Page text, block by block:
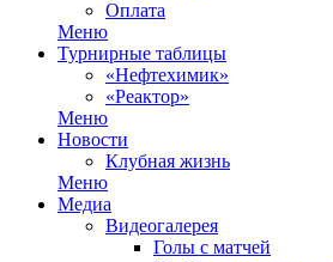
Оплата
Меню
Турнирные таблицы
«Нефтехимик»
«Реактор»
Меню
Новости
Клубная жизнь
Меню
Медиа
Видеогалерея
Голы с матчей